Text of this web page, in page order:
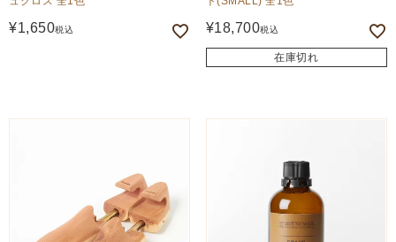
¥1,650税込 ¥18,700税込
在庫切れ